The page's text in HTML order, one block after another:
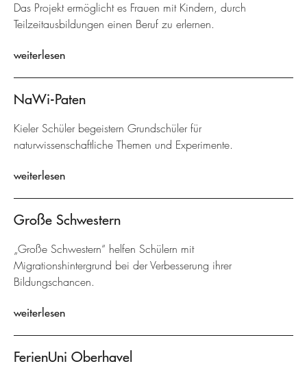
Das Projekt ermöglicht es Frauen mit Kindern, durch
Teilzeitausbildungen einen Beruf zu erlernen.
weiterlesen
NaWi-Paten
Kieler Schüler begeistern Grundschüler für
naturwissenschaftliche Themen und Experimente.
weiterlesen
Große Schwestern
„Große Schwestern“ helfen Schülern mit
Migrationshintergrund bei der Verbesserung ihrer
Bildungschancen.
weiterlesen
FerienUni Oberhavel